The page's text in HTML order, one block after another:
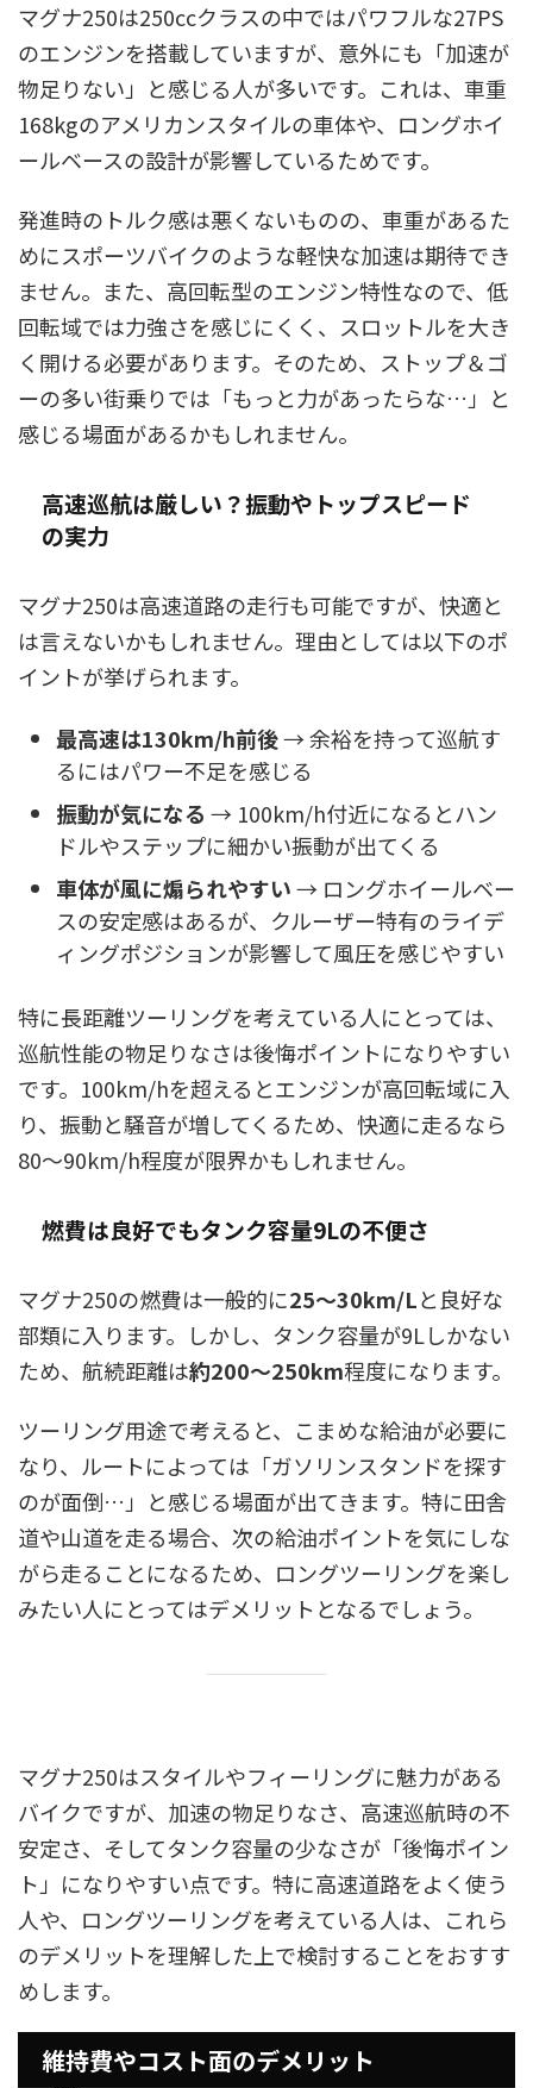
マグナ250は250ccクラスの中ではパワフルな27PS
のエンジンを搭載していますが、意外にも「加速が
物足りない」と感じる人が多いです。これは、車重
168kgのアメリカンスタイルの車体や、ロングホイ
ールベースの設計が影響しているためです。
発進時のトルク感は悪くないものの、車重があるた
めにスポーツバイクのような軽快な加速は期待でき
ません。また、高回転型のエンジン特性なので、低
回転域では力強さを感じにくく、スロットルを大き
く開ける必要があります。そのため、ストップ＆ゴ
ーの多い街乗りでは「もっと力があったらな…」と
感じる場面があるかもしれません。
高速巡航は厳しい？振動やトップスピード
の実力
マグナ250は高速道路の走行も可能ですが、快適と
は言えないかもしれません。理由としては以下のポ
イントが挙げられます。
最高速は130km/h前後→ 余裕を持って巡航す
るにはパワー不足を感じる
振動が気になる → 100km/h付近になるとハン
ドルやステップに細かい振動が出てくる
車体が風に煽られやすい→ ロングホイールベー
スの安定感はあるが、クルーザー特有のライデ
ィングポジションが影響して風圧を感じやすい
特に長距離ツーリングを考えている人にとっては、
巡航性能の物足りなさは後悔ポイントになりやすい
です。100km/hを超えるとエンジンが高回転域に入
り、振動と騒音が増してくるため、快適に走るなら
80〜90km/h程度が限界かもしれません。
燃費は良好でもタンク容量9Lの不便さ
マグナ250の燃費は一般的に25〜30km/Lと良好な
部類に入ります。しかし、タンク容量が9Lしかない
ため、航続距離は約200〜250km程度になります。
ツーリング用途で考えると、こまめな給油が必要に
なり、ルートによっては「ガソリンスタンドを探す
のが面倒…」と感じる場面が出てきます。特に田舎
道や山道を走る場合、次の給油ポイントを気にしな
がら走ることになるため、ロングツーリングを楽し
みたい人にとってはデメリットとなるでしょう。
マグナ250はスタイルやフィーリングに魅力がある
バイクですが、加速の物足りなさ、高速巡航時の不
安定さ、そしてタンク容量の少なさが「後悔ポイン
ト」になりやすい点です。特に高速道路をよく使う
人や、ロングツーリングを考えている人は、これら
のデメリットを理解した上で検討することをおすす
めします。
維持費やコスト面のデメリット